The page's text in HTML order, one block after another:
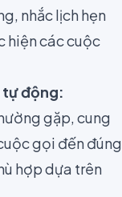
nhắc lịch hẹn
hiện các cuộc
tự động:
gặp, cung
gọi đến đúng
hợp dựa trên